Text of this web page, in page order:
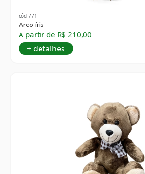
cód 771
Arco íris
A partir de R$ 210,00
+ detalhes